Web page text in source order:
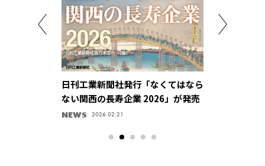
日刊工業新聞社発行「なくてはなら
ない関西の長寿企業 2026」が発売
NEWS 2026.02.21